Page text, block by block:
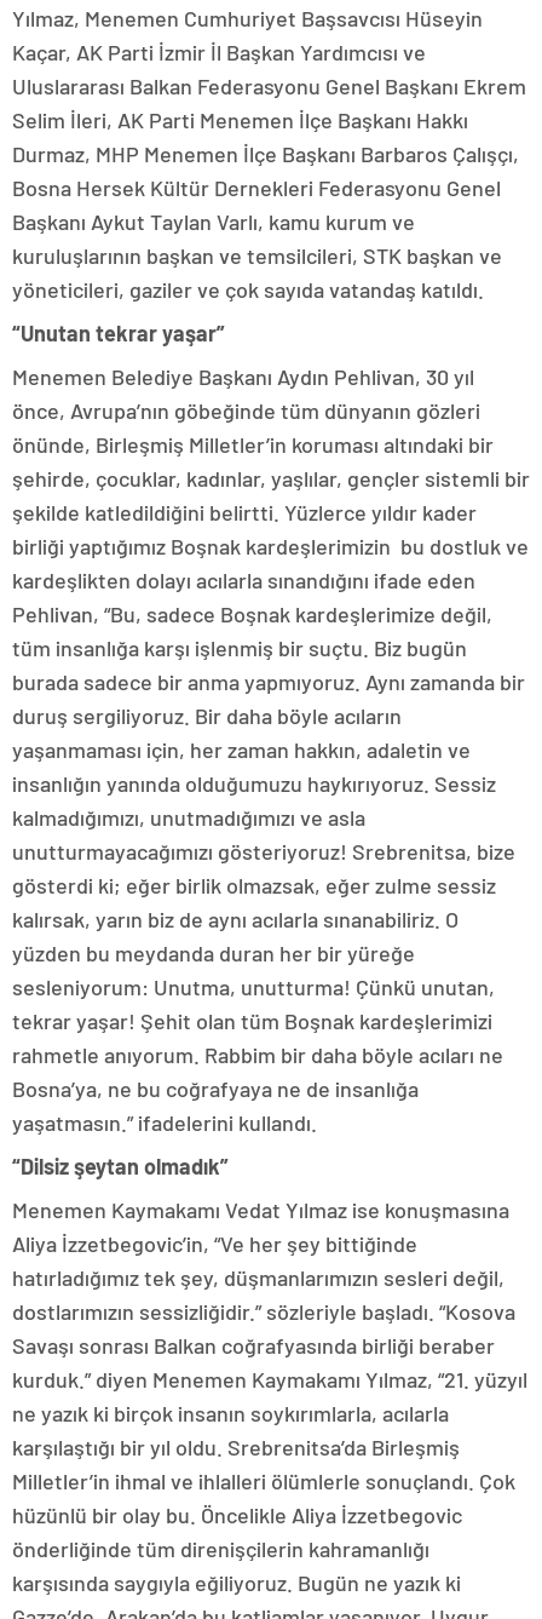
Yılmaz, Menemen Cumhuriyet Başsavcısı Hüseyin
Kaçar, AK Parti İzmir İl Başkan Yardımcısı ve
Uluslararası Balkan Federasyonu Genel Başkanı Ekrem
Selim İleri, AK Parti Menemen İlçe Başkanı Hakkı
Durmaz, MHP Menemen İlçe Başkanı Barbaros Çalışçı,
Bosna Hersek Kültür Dernekleri Federasyonu Genel
Başkanı Aykut Taylan Varlı, kamu kurum ve
kuruluşlarının başkan ve temsilcileri, STK başkan ve
yöneticileri, gaziler ve çok sayıda vatandaş katıldı.
“Unutan tekrar yaşar”
Menemen Belediye Başkanı Aydın Pehlivan, 30 yıl
önce, Avrupa’nın göbeğinde tüm dünyanın gözleri
önünde, Birleşmiş Milletler’in koruması altındaki bir
şehirde, çocuklar, kadınlar, yaşlılar, gençler sistemli bir
şekilde katledildiğini belirtti. Yüzlerce yıldır kader
birliği yaptığımız Boşnak kardeşlerimizin bu dostluk ve
kardeşlikten dolayı acılarla sınandığını ifade eden
Pehlivan, “Bu, sadece Boşnak kardeşlerimize değil,
tüm insanlığa karşı işlenmiş bir suçtu. Biz bugün
burada sadece bir anma yapmıyoruz. Aynı zamanda bir
duruş sergiliyoruz. Bir daha böyle acıların
yaşanmaması için, her zaman hakkın, adaletin ve
insanlığın yanında olduğumuzu haykırıyoruz. Sessiz
kalmadığımızı, unutmadığımızı ve asla
unutturmayacağımızı gösteriyoruz! Srebrenitsa, bize
gösterdi ki; eğer birlik olmazsak, eğer zulme sessiz
kalırsak, yarın biz de aynı acılarla sınanabiliriz. O
yüzden bu meydanda duran her bir yüreğe
sesleniyorum: Unutma, unutturma! Çünkü unutan,
tekrar yaşar! Şehit olan tüm Boşnak kardeşlerimizi
rahmetle anıyorum. Rabbim bir daha böyle acıları ne
Bosna’ya, ne bu coğrafyaya ne de insanlığa
yaşatmasın.” ifadelerini kullandı.
“Dilsiz şeytan olmadık”
Menemen Kaymakamı Vedat Yılmaz ise konuşmasına
Aliya İzzetbegovic’in, “Ve her şey bittiğinde
hatırladığımız tek şey, düşmanlarımızın sesleri değil,
dostlarımızın sessizliğidir.” sözleriyle başladı. “Kosova
Savaşı sonrası Balkan coğrafyasında birliği beraber
kurduk.” diyen Menemen Kaymakamı Yılmaz, “21. yüzyıl
ne yazık ki birçok insanın soykırımlarla, acılarla
karşılaştığı bir yıl oldu. Srebrenitsa’da Birleşmiş
Milletler’in ihmal ve ihlalleri ölümlerle sonuçlandı. Çok
hüzünlü bir olay bu. Öncelikle Aliya İzzetbegovic
önderliğinde tüm direnişçilerin kahramanlığı
karşısında saygıyla eğiliyoruz. Bugün ne yazık ki